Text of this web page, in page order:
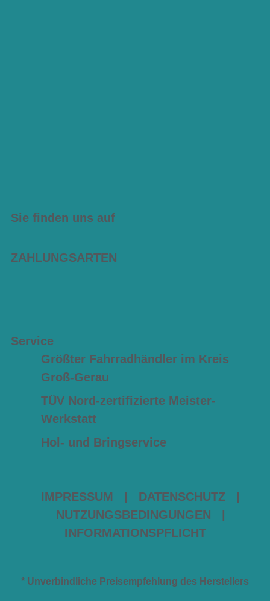
Sie finden uns auf
ZAHLUNGSARTEN
Service
Größter Fahrradhändler im Kreis
Groß-Gerau
TÜV Nord-zertifizierte Meister-
Werkstatt
Hol- und Bringservice
IMPRESSUM DATENSCHUTZ
NUTZUNGSBEDINGUNGEN
INFORMATIONSPFLICHT
* Unverbindliche Preisempfehlung des Herstellers